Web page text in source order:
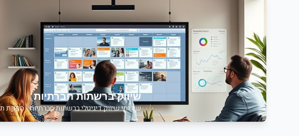
שיווק ברשתות חברתיות
שירותישיווק דיגיטלי ברשתות חברתיות - הפקת